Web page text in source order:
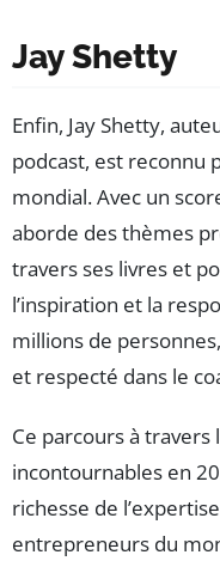
Jay Shetty
Enfin, Jay Shetty,
podcast, est reconnu
mondial. Avec un
aborde des thèmes
travers ses livres et
l’inspiration et la
millions de
et respecté dans le
Ce parcours à travers
incontournables en
richesse de
entrepreneurs du